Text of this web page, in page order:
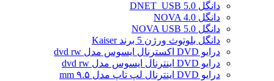
دانگل DNET_USB 5.0
دانگل NOVA 4.0
دانگل NOVA USB 5.0
دانگل بلوتوث ورژن 5 برند Kaiser
درایو DVD اکسترنال ایسوس مدل dvd rw
درایو DVD اینترنال ایسوس مدل dvd rw
درایو DVD اینترنال لپ تاپ مدل ۹.۵ mm